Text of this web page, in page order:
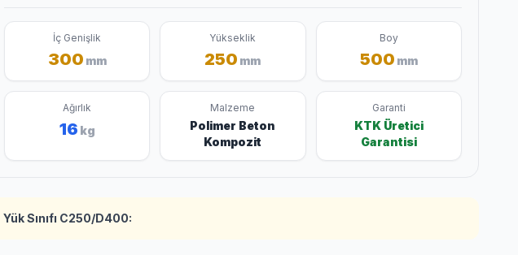
İç Genişlik
300 mm
Yükseklik
250 mm
Boy
500 mm
Ağırlık
16 kg
Malzeme
Polimer Beton
Kompozit
Garanti
KTK Üretici
Garantisi
Yük Sınıfı C250/D400: